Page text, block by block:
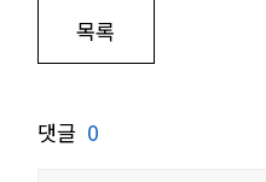
목록
댓글 0